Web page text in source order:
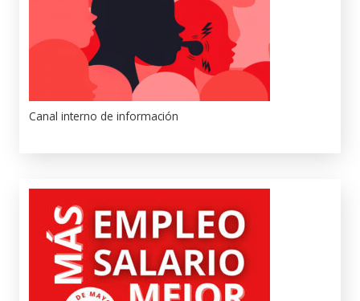
Canal interno de información